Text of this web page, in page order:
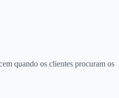
quando os clientes procuram os